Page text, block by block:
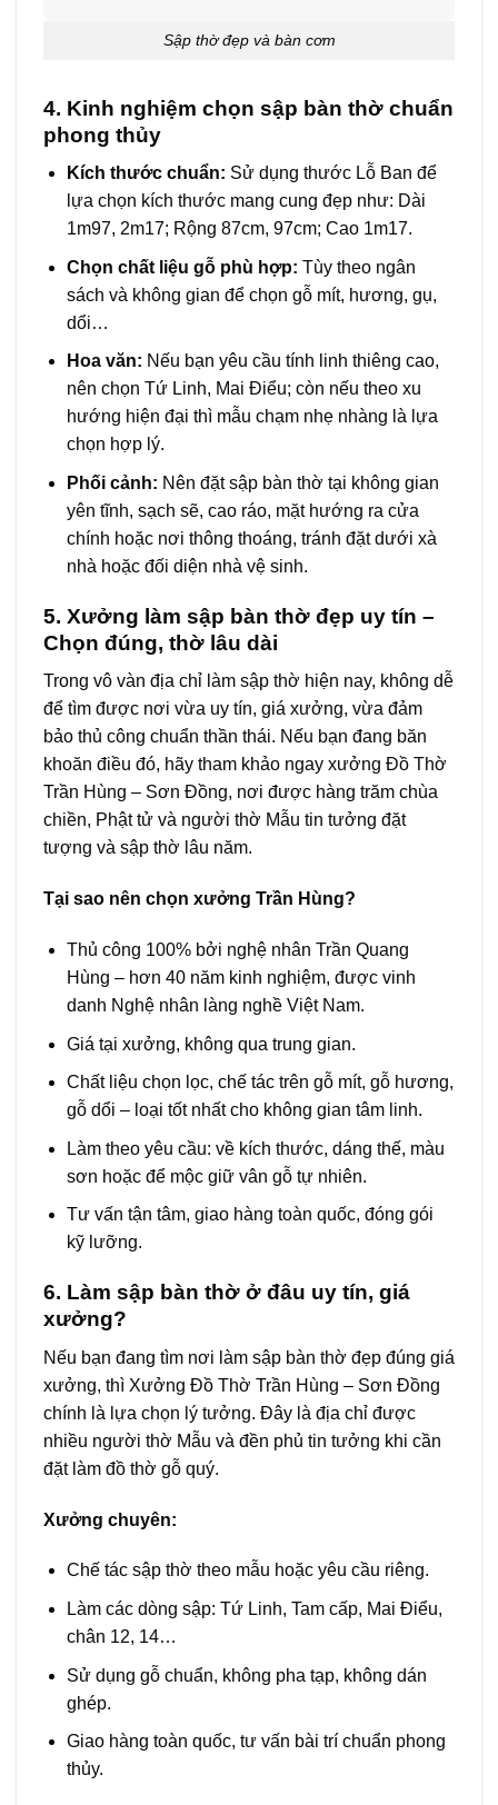
Sập thờ đẹp và bàn cơm
4. Kinh nghiệm chọn sập bàn thờ chuẩn
phong thủy
Kích thước chuẩn: Sử dụng thước Lỗ Ban để
lựa chọn kích thước mang cung đẹp như: Dài
1m97, 2m17; Rộng 87cm, 97cm; Cao 1m17.
Chọn chất liệu gỗ phù hợp: Tùy theo ngân
sách và không gian để chọn gỗ mít, hương, gụ,
dổi…
Hoa văn: Nếu bạn yêu cầu tính linh thiêng cao,
nên chọn Tứ Linh, Mai Điểu; còn nếu theo xu
hướng hiện đại thì mẫu chạm nhẹ nhàng là lựa
chọn hợp lý.
Phối cảnh: Nên đặt sập bàn thờ tại không gian
yên tĩnh, sạch sẽ, cao ráo, mặt hướng ra cửa
chính hoặc nơi thông thoáng, tránh đặt dưới xà
nhà hoặc đối diện nhà vệ sinh.
5. Xưởng làm sập bàn thờ đẹp uy tín –
Chọn đúng, thờ lâu dài
Trong vô vàn địa chỉ làm sập thờ hiện nay, không dễ
để tìm được nơi vừa uy tín, giá xưởng, vừa đảm
bảo thủ công chuẩn thần thái. Nếu bạn đang băn
khoăn điều đó, hãy tham khảo ngay xưởng Đồ Thờ
Trần Hùng – Sơn Đồng, nơi được hàng trăm chùa
chiền, Phật tử và người thờ Mẫu tin tưởng đặt
tượng và sập thờ lâu năm.
Tại sao nên chọn xưởng Trần Hùng?
Thủ công 100% bởi nghệ nhân Trần Quang
Hùng – hơn 40 năm kinh nghiệm, được vinh
danh Nghệ nhân làng nghề Việt Nam.
Giá tại xưởng, không qua trung gian.
Chất liệu chọn lọc, chế tác trên gỗ mít, gỗ hương,
gỗ dổi – loại tốt nhất cho không gian tâm linh.
Làm theo yêu cầu: về kích thước, dáng thế, màu
sơn hoặc để mộc giữ vân gỗ tự nhiên.
Tư vấn tận tâm, giao hàng toàn quốc, đóng gói
kỹ lưỡng.
6. Làm sập bàn thờ ở đâu uy tín, giá
xưởng?
Nếu bạn đang tìm nơi làm sập bàn thờ đẹp đúng giá
xưởng, thì Xưởng Đồ Thờ Trần Hùng – Sơn Đồng
chính là lựa chọn lý tưởng. Đây là địa chỉ được
nhiều người thờ Mẫu và đền phủ tin tưởng khi cần
đặt làm đồ thờ gỗ quý.
Xưởng chuyên:
Chế tác sập thờ theo mẫu hoặc yêu cầu riêng.
Làm các dòng sập: Tứ Linh, Tam cấp, Mai Điểu,
chân 12, 14…
Sử dụng gỗ chuẩn, không pha tạp, không dán
ghép.
Giao hàng toàn quốc, tư vấn bài trí chuẩn phong
thủy.